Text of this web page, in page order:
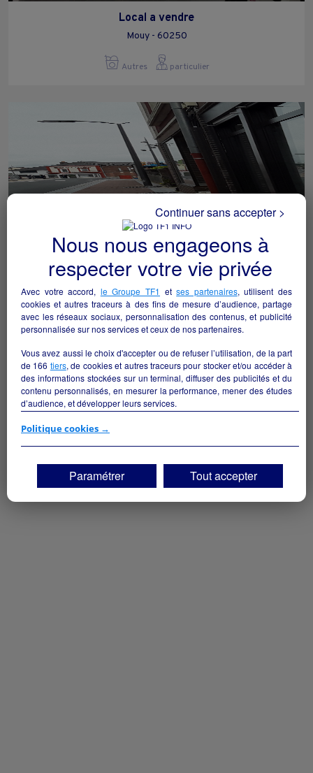
Local a vendre
Mouy - 60250
Autres particulier
Local commercial a louer
Lumbres - - 62380
Nous nous engageons à
respecter votre vie privée
Avec votre accord, le Groupe TF1 etses partenaires, utilisent des
cookies et autres traceurs à des fins de mesure d’audience, partage
avec les réseaux sociaux, personnalisation des contenus, et publicité
personnalisée sur nos services et ceux de nos partenaires.
Vous avez aussi le choix d'accepter ou de refuser l’utilisation, de la part
de 166 tiers, de cookies et autres traceurs pour stocker et/ou accéder à
des informations stockées sur un terminal, diffuser des publicités et du
contenu personnalisés, en mesurer la performance, mener des études
d’audience, et développer leurs services.
Si vous continuez sans accepter, les fonctionnalités liées à la
vos centres d'intérêt. Seuls lescookies/traceurs techniquesseront
déposés et lus sur votre terminal.
Vous pouvez exprimer vos choix en cliquant sur "Tout accepter",
Politique cookies →
Paramétrer
Continuer sans accepter >
Tout accepter